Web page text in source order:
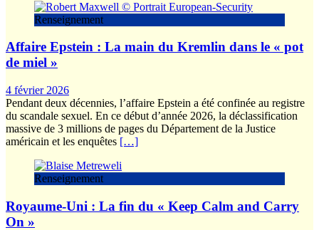
Renseignement
Affaire Epstein : La main du Kremlin dans le « pot
de miel »
4 février 2026
Pendant deux décennies, l’affaire Epstein a été confinée au registre
du scandale sexuel. En ce début d’année 2026, la déclassification
massive de 3 millions de pages du Département de la Justice
américain et les enquêtes […]
Renseignement
Royaume-Uni : La fin du « Keep Calm and Carry
On »